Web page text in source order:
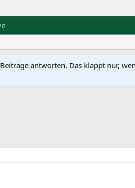
antworten. Das klappt nur,